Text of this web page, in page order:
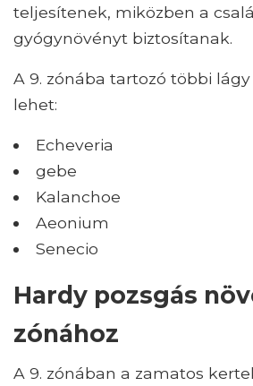
teljesítenek, miközben a
gyógynövényt biztosítanak.
A 9. zónába tartozó többi
lehet:
Echeveria
gebe
Kalanchoe
Aeonium
Senecio
Hardy pozsgás
zónához
A 9. zónában a zamatos